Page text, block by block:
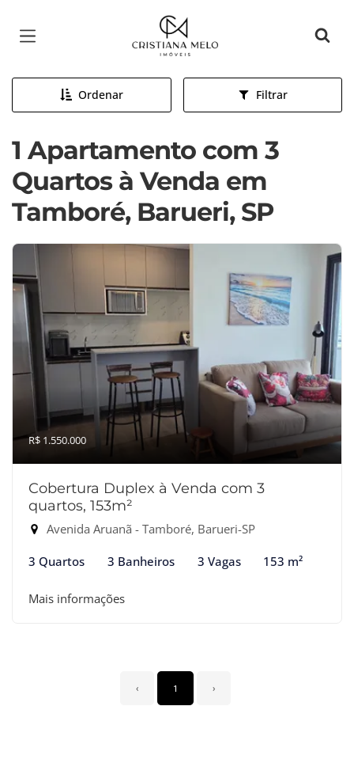
Página inicial
Ordenar Filtrar
1 Apartamento com 3
Quartos à Venda em
Tamboré, Barueri, SP
R$ 1.550.000
Cobertura Duplex à Venda com 3
quartos, 153m²
Avenida Aruanã - Tamboré, Barueri-SP
3 Quartos 3 Banheiros 3 Vagas 153 m²
Mais informações
‹ 1 ›